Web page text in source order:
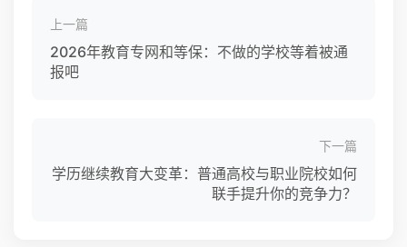
上一篇
2026年教育专网和等保：不做的学校等着被通
报吧
下一篇
学历继续教育大变革：普通高校与职业院校如何
联手提升你的竞争力？